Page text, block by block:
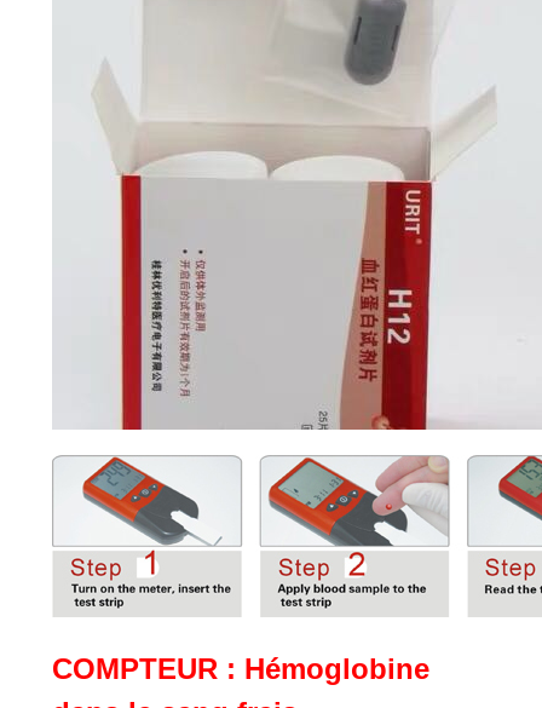
COMPTEUR : Hémoglobine